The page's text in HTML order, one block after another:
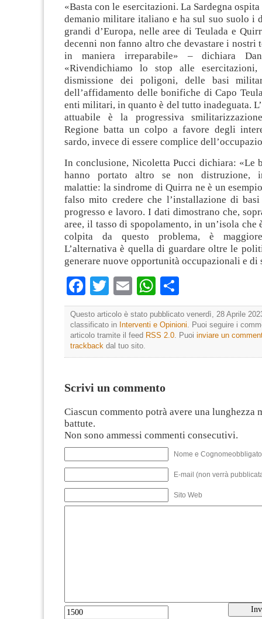
«Basta con le esercitazioni. La Sardegna
demanio militare italiano e ha sul suo suolo i
grandi d’Europa, nelle aree di Teulada e
decenni non fanno altro che devastare i
in maniera irreparabile» – dichiara
«Rivendichiamo lo stop alle esercitazioni,
dismissione dei poligoni, delle basi
dell’affidamento delle bonifiche di Capo
enti militari, in quanto è del tutto inadeguata.
attuabile è la progressiva
Regione batta un colpo a favore degli
sardo, invece di essere complice
In conclusione, Nicoletta Pucci dichiara: «Le
hanno portato altro se non distruzione,
malattie: la sindrome di Quirra ne è un
falso mito credere che l’installazione di basi
progresso e lavoro. I dati dimostrano che,
aree, il tasso di spopolamento, in un’isola che
colpita da questo problema, è
L’alternativa è quella di guardare oltre le
generare nuove opportunità occupazionali e di
Facebook
TwitterEmailWhatsApp
Questo articolo è stato pubblicato venerdì, 28 Aprile
classificato in Interventi e Opinioni. Puoi seguire i
articolo tramite il feed RSS 2.0. Puoi inviare un
trackback dal tuo sito.
Scrivi un commento
Ciascun commento potrà avere una lunghezza
battute.
Non sono ammessi commenti consecutivi.
Nome e
E-mail (non verrà
Sito Web